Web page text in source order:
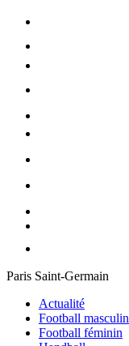
Paris Saint-Germain
Actualité
Football masculin
Football féminin